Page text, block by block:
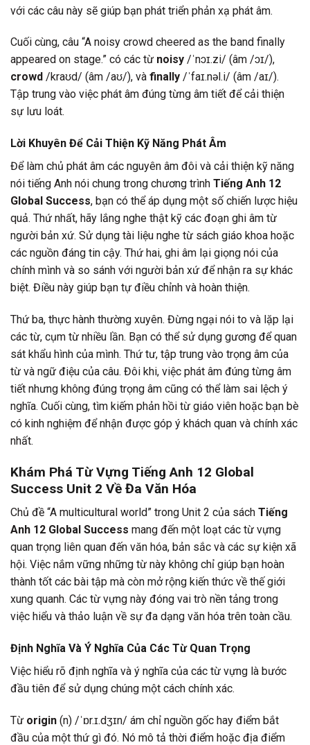
với các câu này sẽ giúp bạn phát triển phản xạ phát âm.
Cuối cùng, câu “A noisy crowd cheered as the band finally
appeared on stage.” có các từ noisy /ˈnɔɪ.zi/ (âm /ɔɪ/),
crowd /kraʊd/ (âm /aʊ/), và finally /ˈfaɪ.nəl.i/ (âm /aɪ/).
Tập trung vào việc phát âm đúng từng âm tiết để cải thiện
sự lưu loát.
Lời Khuyên Để Cải Thiện Kỹ Năng Phát Âm
Để làm chủ phát âm các nguyên âm đôi và cải thiện kỹ năng
nói tiếng Anh nói chung trong chương trình Tiếng Anh 12
Global Success, bạn có thể áp dụng một số chiến lược hiệu
quả. Thứ nhất, hãy lắng nghe thật kỹ các đoạn ghi âm từ
người bản xứ. Sử dụng tài liệu nghe từ sách giáo khoa hoặc
các nguồn đáng tin cậy. Thứ hai, ghi âm lại giọng nói của
chính mình và so sánh với người bản xứ để nhận ra sự khác
biệt. Điều này giúp bạn tự điều chỉnh và hoàn thiện.
Thứ ba, thực hành thường xuyên. Đừng ngại nói to và lặp lại
các từ, cụm từ nhiều lần. Bạn có thể sử dụng gương để quan
sát khẩu hình của mình. Thứ tư, tập trung vào trọng âm của
từ và ngữ điệu của câu. Đôi khi, việc phát âm đúng từng âm
tiết nhưng không đúng trọng âm cũng có thể làm sai lệch ý
nghĩa. Cuối cùng, tìm kiếm phản hồi từ giáo viên hoặc bạn bè
có kinh nghiệm để nhận được góp ý khách quan và chính xác
nhất.
Khám Phá Từ Vựng Tiếng Anh 12 Global
Success Unit 2 Về Đa Văn Hóa
Chủ đề “A multicultural world” trong Unit 2 của sách Tiếng
Anh 12 Global Success mang đến một loạt các từ vựng
quan trọng liên quan đến văn hóa, bản sắc và các sự kiện xã
hội. Việc nắm vững những từ này không chỉ giúp bạn hoàn
thành tốt các bài tập mà còn mở rộng kiến thức về thế giới
xung quanh. Các từ vựng này đóng vai trò nền tảng trong
việc hiểu và thảo luận về sự đa dạng văn hóa trên toàn cầu.
Định Nghĩa Và Ý Nghĩa Của Các Từ Quan Trọng
Việc hiểu rõ định nghĩa và ý nghĩa của các từ vựng là bước
đầu tiên để sử dụng chúng một cách chính xác.
Từ origin (n) /ˈɒr.ɪ.dʒɪn/ ám chỉ nguồn gốc hay điểm bắt
đầu của một thứ gì đó. Nó mô tả thời điểm hoặc địa điểm